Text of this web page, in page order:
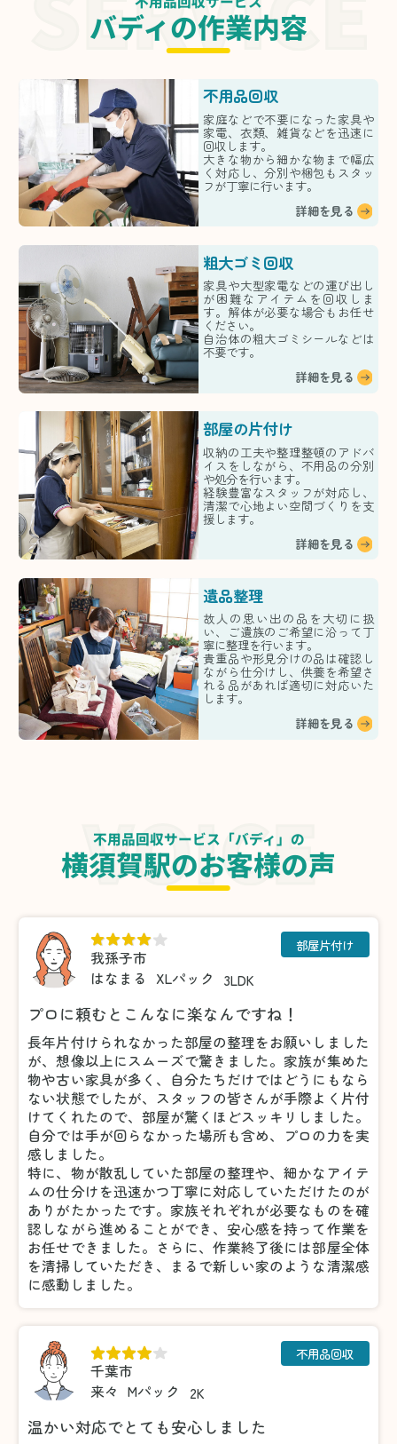
バディの作業内容
不用品回収
家庭などで不要になった家具や
家電、衣類、雑貨などを迅速に
回収します。
大きな物から細かな物まで幅広
く対応し、分別や梱包もスタッ
フが丁寧に行います。
詳細を見る
粗大ゴミ回収
家具や大型家電などの運び出し
が困難なアイテムを回収しま
す。解体が必要な場合もお任せ
ください。
自治体の粗大ゴミシールなどは
不要です。
詳細を見る
部屋の片付け
収納の工夫や整理整頓のアドバ
イスをしながら、不用品の分別
や処分を行います。
経験豊富なスタッフが対応し、
清潔で心地よい空間づくりを支
援します。
詳細を見る
遺品整理
故人の思い出の品を大切に扱
い、ご遺族のご希望に沿って丁
寧に整理を行います。
貴重品や形見分けの品は確認し
ながら仕分けし、供養を希望さ
れる品があれば適切に対応いた
します。
詳細を見る
不用品回収サービス「バディ」の
横須賀駅のお客様の声
我孫子市
はなまる
XLパック 3LDK
部屋片付け
プロに頼むとこんなに楽なんですね！
長年片付けられなかった部屋の整理をお願いしました
が、想像以上にスムーズで驚きました。家族が集めた
物や古い家具が多く、自分たちだけではどうにもなら
ない状態でしたが、スタッフの皆さんが手際よく片付
けてくれたので、部屋が驚くほどスッキリしました。
自分では手が回らなかった場所も含め、プロの力を実
感しました。
特に、物が散乱していた部屋の整理や、細かなアイテ
ムの仕分けを迅速かつ丁寧に対応していただけたのが
ありがたかったです。家族それぞれが必要なものを確
認しながら進めることができ、安心感を持って作業を
お任せできました。さらに、作業終了後には部屋全体
を清掃していただき、まるで新しい家のような清潔感
に感動しました。
千葉市
来々 Mパック 2K
不用品回収
温かい対応でとても安心しました